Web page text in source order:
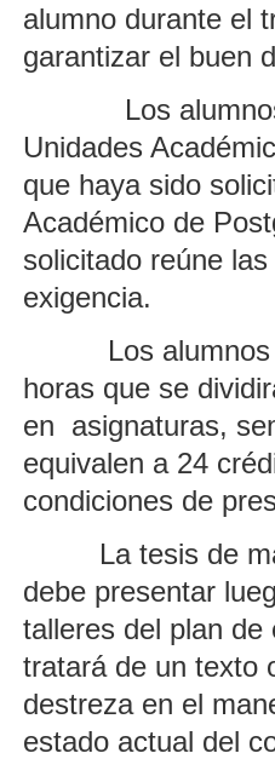
alumno durante el
garantizar el buen
Los alumnos
Unidades
que haya sido
Académico de
solicitado reúne
exigencia.
Los alumnos de
horas que se
en asignaturas,
equivalen a 24
condiciones de
La tesis de
debe presentar
talleres del plan
tratará de un texto
destreza en el
estado actual del